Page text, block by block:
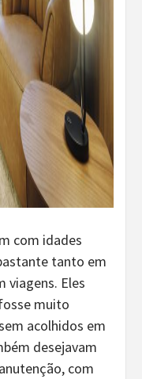
com idades
tanto em
viagens. Eles
muito
acolhidos em
desejavam
com